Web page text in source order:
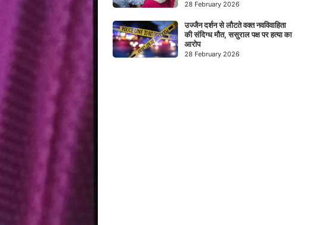
28 February 2026
उज्जैन दर्शन से लौटते वक्त नवविवाहिता
की संदिग्ध मौत, ससुराल पक्ष पर हत्या का
आरोप
28 February 2026